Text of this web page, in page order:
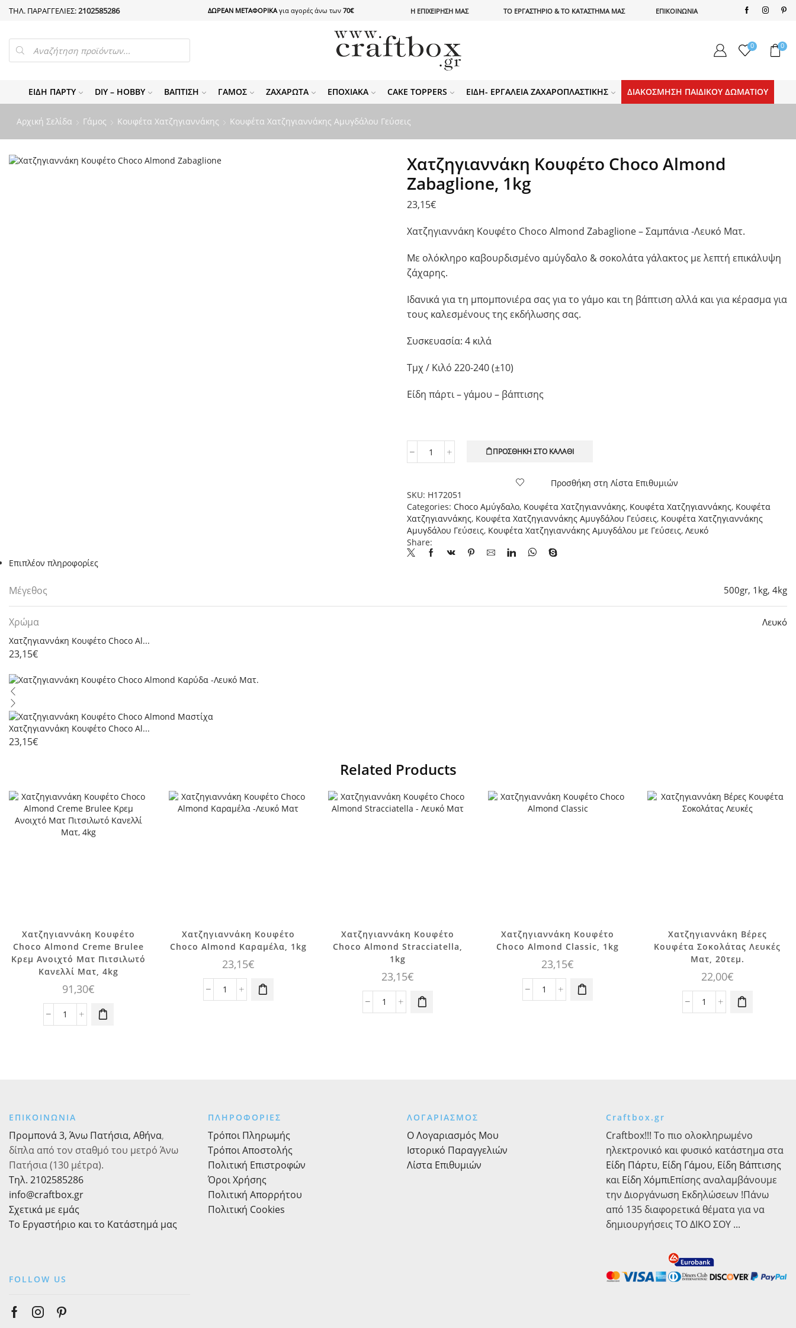
ΤΗΛ. ΠΑΡΑΓΓΕΛΙΕΣ:2102585286 ΔΩΡΕΑΝ ΜΕΤΑΦΟΡΙΚΑ για αγορές άνω των 70€ Η ΕΠΙΧΕΙΡΗΣΗ ΜΑΣ ΤΟ ΕΡΓΑΣΤΗΡΙΟ & ΤΟ ΚΑΤΑΣΤΗΜΑ ΜΑΣ ΕΠΙΚΟΙΝΩΝΙΑ
PRODUCTS
SEARCH 0 0
ΕΊΔΗ ΠΆΡΤΥ DIY – HOBBY ΒΆΠΤΙΣΗ ΓΆΜΟΣ ΖΑΧΑΡΩΤΆ ΕΠΟΧΙΑΚΆ CAKE TOPPERS ΕΊΔΗ- ΕΡΓΑΛΕΊΑ ΖΑΧΑΡΟΠΛΑΣΤΙΚΉΣ ΔΙΑΚΌΣΜΗΣΗ ΠΑΙΔΙΚΟΎ ΔΩΜΑΤΊΟΥ
Αρχική Σελίδα Γάμος Κουφέτα Χατζηγιαννάκης Κουφέτα Χατζηγιαννάκης Αμυγδάλου Γεύσεις
Χατζηγιαννάκη Κουφέτο Choco Almond
Zabaglione, 1kg
23,15€
Χατζηγιαννάκη Κουφέτο Choco Almond Zabaglione – Σαμπάνια -Λευκό Ματ.
Με ολόκληρο καβουρδισμένο αμύγδαλο & σοκολάτα γάλακτος με λεπτή επικάλυψη
ζάχαρης.
Ιδανικά για τη μπομπονιέρα σας για το γάμο και τη βάπτιση αλλά και για κέρασμα για
τους καλεσμένους της εκδήλωσης σας.
Συσκευασία: 4 κιλά
Τμχ / Κιλό 220-240 (±10)
Είδη πάρτι – γάμου – βάπτισης
Χατζηγιαννάκη
Almond
Zabaglione,
1kg
ποσότητα
ΠΡΟΣΘΉΚΗ ΣΤΟ ΚΑΛΆΘΙ
Προσθήκη στη Λίστα Επιθυμιών
SKU: H172051
Categories: Choco Αμύγδαλο, Κουφέτα Χατζηγιαννάκης, Κουφέτα Χατζηγιαννάκης, Κουφέτα
Χατζηγιαννάκης, Κουφέτα Χατζηγιαννάκης Αμυγδάλου Γεύσεις, Κουφέτα Χατζηγιαννάκης
Αμυγδάλου Γεύσεις, Κουφέτα Χατζηγιαννάκης Αμυγδάλου με Γεύσεις, Λευκό
Share:
Επιπλέον πληροφορίες
Μέγεθος 500gr, 1kg, 4kg
Χρώμα Λευκό
Χατζηγιαννάκη Κουφέτο Choco Al...
23,15€
Χατζηγιαννάκη Κουφέτο Choco Al...
23,15€
Related Products
Χατζηγιαννάκη Κουφέτο
Choco Almond Creme Brulee
Κρεμ Ανοιχτό Ματ Πιτσιλωτό
Κανελλί Ματ, 4kg
91,30€
Χατζηγιαννάκη
Ματ
Πιτσιλωτό
Κανελλί
Ματ,
4kg
ποσότητα
Χατζηγιαννάκη Κουφέτο
Choco Almond Καραμέλα, 1kg
23,15€
Χατζηγιαννάκη
Χατζηγιαννάκη Κουφέτο
Choco Almond Stracciatella,
1kg
23,15€
Χατζηγιαννάκη
Χατζηγιαννάκη Κουφέτο
Choco Almond Classic, 1kg
23,15€
Χατζηγιαννάκη
Χατζηγιαννάκη Βέρες
Κουφέτα Σοκολάτας Λευκές
Ματ, 20τεμ.
22,00€
Χατζηγιαννάκη
ΕΠΙΚΟΙΝΩΝΙΑ
Προμπονά 3, Άνω Πατήσια, Αθήνα,
δίπλα από τον σταθμό του μετρό Άνω
Πατήσια (130 μέτρα).
Τηλ. 2102585286
info@craftbox.gr
Σχετικά με εμάς
Το Εργαστήριο και το Κατάστημά μας
FOLLOW US
Facebook
Instagram
Pinterest
ΠΛΗΡΟΦΟΡΙΕΣ
Τρόποι Πληρωμής
Τρόποι Αποστολής
Πολιτική Επιστροφών
Όροι Χρήσης
Πολιτική Απορρήτου
Πολιτική Cookies
ΛΟΓΑΡΙΑΣΜΟΣ
Ο Λογαριασμός Μου
Ιστορικό Παραγγελιών
Λίστα Επιθυμιών
Craftbox.gr
Craftbox!!! Το πιο ολοκληρωμένο
ηλεκτρονικό και φυσικό κατάστημα στα
Είδη Πάρτυ, Είδη Γάμου, Είδη Βάπτισης
και Είδη ΧόμπιΕπίσης αναλαμβάνουμε
την Διοργάνωση Εκδηλώσεων !Πάνω
από 135 διαφορετικά θέματα για να
δημιουργήσεις ΤΟ ΔΙΚΟ ΣΟΥ ...